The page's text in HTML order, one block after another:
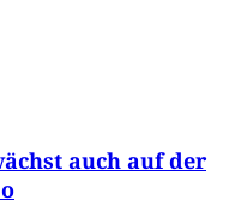
auch auf der